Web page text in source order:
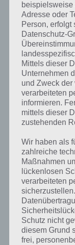
Kurze
Schnitzen
Schnitzen ist die
Bilder 1 Wort, doch
gibt es dazu zu
bestimmten
kurze
Zu Schnitzen haben
parat!
Auf
beispielsweise
Adresse oder
Person, erfolgt
Datenschutz-
Mittels dieser
Unternehmen
und Zweck der
verarbeiteten
informieren.
mittels dieser
zustehenden
Wir haben als
zahlreiche
Maßnahmen
lückenlosen
verarbeiteten
Schutz nicht
diesem Grund
frei,